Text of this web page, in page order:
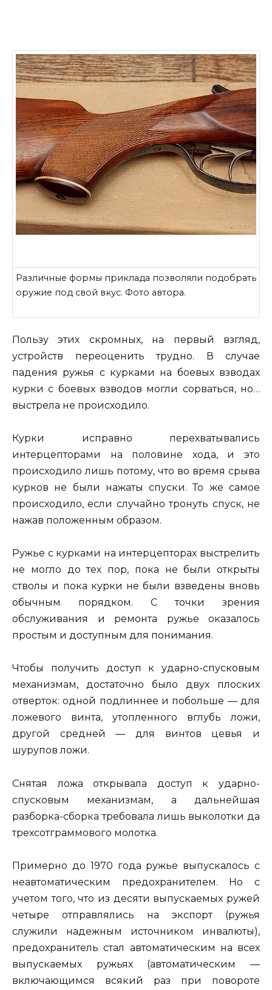
Различные формы приклада позволяли подобрать
оружие под свой вкус. Фото автора.
Пользу этих скромных, на первый взгляд,
устройств переоценить трудно. В случае
падения ружья с курками на боевых взводах
курки с боевых взводов могли сорваться, но…
выстрела не происходило.
Курки исправно перехватывались
интерцепторами на половине хода, и это
происходило лишь потому, что во время срыва
курков не были нажаты спуски. То же самое
происходило, если случайно тронуть спуск, не
нажав положенным образом.
Ружье с курками на интерцепторах выстрелить
не могло до тех пор, пока не были открыты
стволы и пока курки не были взведены вновь
обычным порядком. С точки зрения
обслуживания и ремонта ружье оказалось
простым и доступным для понимания.
Чтобы получить доступ к ударно-спусковым
механизмам, достаточно было двух плоских
отверток: одной подлиннее и побольше — для
ложевого винта, утопленного вглубь ложи,
другой средней — для винтов цевья и
шурупов ложи.
Снятая ложа открывала доступ к ударно-
спусковым механизмам, а дальнейшая
разборка-сборка требовала лишь выколотки да
трехсотграммового молотка.
Примерно до 1970 года ружье выпускалось с
неавтоматическим предохранителем. Но с
учетом того, что из десяти выпускаемых ружей
четыре отправлялись на экспорт (ружья
служили надежным источником инвалюты),
предохранитель стал автоматическим на всех
выпускаемых ружьях (автоматическим —
включающимся всякий раз при повороте